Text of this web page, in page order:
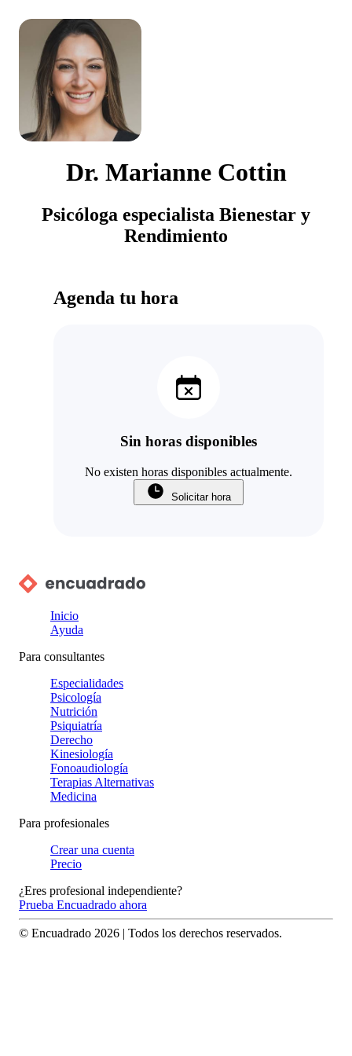
Dr. Marianne Cottin
Psicóloga especialista Bienestar y
Rendimiento
Agenda tu hora
Sin horas disponibles
No existen horas disponibles actualmente.
Solicitar hora
Inicio
Ayuda
Para consultantes
Especialidades
Psicología
Nutrición
Psiquiatría
Derecho
Kinesiología
Fonoaudiología
Terapias Alternativas
Medicina
Para profesionales
Crear una cuenta
Precio
¿Eres profesional independiente?
Prueba Encuadrado ahora
© Encuadrado 2026 | Todos los derechos reservados.